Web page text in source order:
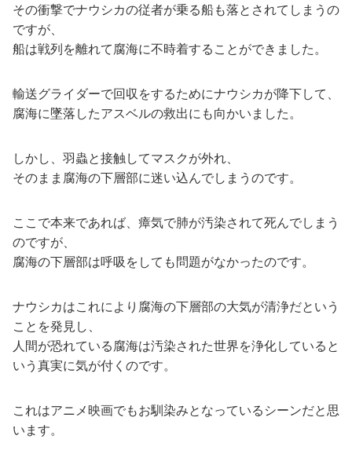
その衝撃でナウシカの従者が乗る船も落とされてしまうの
ですが、
船は戦列を離れて腐海に不時着することができました。
輸送グライダーで回収をするためにナウシカが降下して、
腐海に墜落したアスベルの救出にも向かいました。
しかし、羽蟲と接触してマスクが外れ、
そのまま腐海の下層部に迷い込んでしまうのです。
ここで本来であれば、瘴気で肺が汚染されて死んでしまう
のですが、
腐海の下層部は呼吸をしても問題がなかったのです。
ナウシカはこれにより腐海の下層部の大気が清浄だという
ことを発見し、
人間が恐れている腐海は汚染された世界を浄化していると
いう真実に気が付くのです。
これはアニメ映画でもお馴染みとなっているシーンだと思
います。